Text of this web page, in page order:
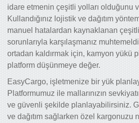
idare etmenin çeşitli yolları olduğunu
Kullandığınız lojistik ve dağıtım
manuel hatalardan kaynaklanan
sorunlarıyla karşılaşmanız
ortadan kaldırmak için, kamyon yükü
platform düşünmeye değer.
EasyCargo, işletmenize bir yük
Platformumuz ile mallarınızın
ve güvenli şekilde planlayabilirsiniz.
ve dağıtım sağlarken özel kargonuzu